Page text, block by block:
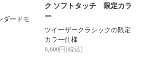
ダードモ
ク ソフトタッチ 限定カラ
ー
ツイーザークラシックの限定
カラー仕様
6,600円(税込)